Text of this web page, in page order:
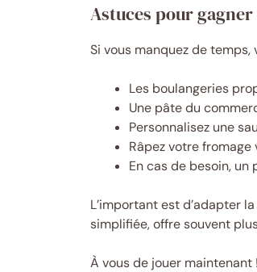
Astuces pour
Si vous manquez de
Les boulangeries
Une pâte du
Personnalisez une
Râpez votre
En cas de besoin,
L’important est d’adapter
simplifiée, offre souvent
À vous de jouer maintenant !